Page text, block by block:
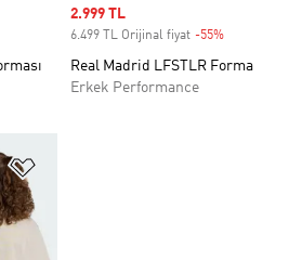
Sale price
2.999 TL
6.499 TL Orijinal fiyat -55%
Real Madrid LFSTLR Forma
Erkek Performance